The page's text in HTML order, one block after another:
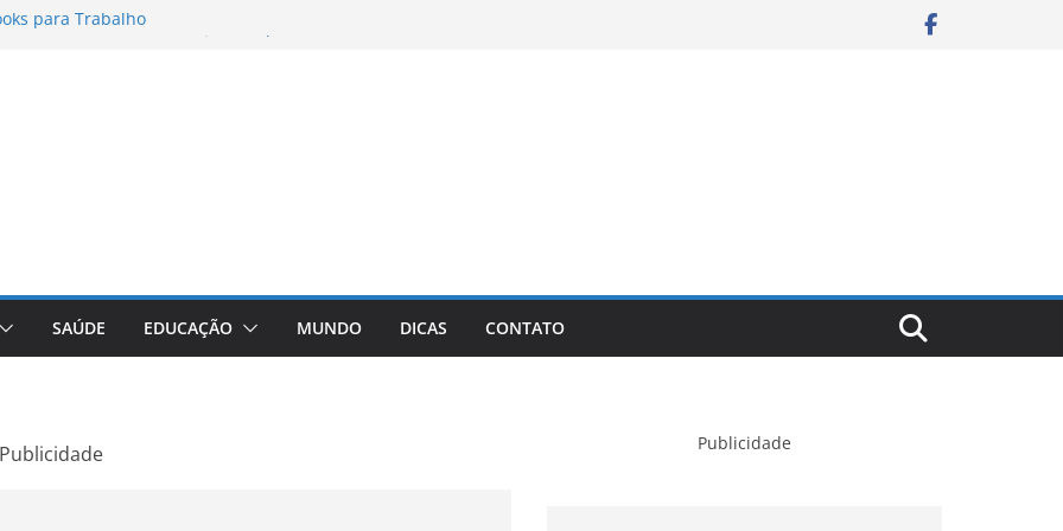
para Trabalho
de Fotos e Vídeos: A Chave para a
A Comprehensive Review of the
Loss Pill
SAÚDE EDUCAÇÃO MUNDO DICAS CONTATO
Publicidade Publicidade